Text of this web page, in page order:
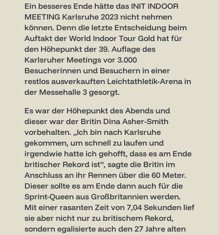
Ein besseres Ende hätte das INIT INDOOR
MEETING Karlsruhe 2023 nicht nehmen
können. Denn die letzte Entscheidung beim
Auftakt der World Indoor Tour Gold hat für
den Höhepunkt der 39. Auflage des
Karlsruher Meetings vor 3.000
Besucherinnen und Besuchern in einer
restlos ausverkauften Leichtathletik-Arena in
der Messehalle 3 gesorgt.
Es war der Höhepunkt des Abends und
dieser war der Britin Dina Asher-Smith
vorbehalten. „Ich bin nach Karlsruhe
gekommen, um schnell zu laufen und
irgendwie hatte ich gehofft, dass es am Ende
britischer Rekord ist“, sagte die Britin im
Anschluss an ihr Rennen über die 60 Meter.
Dieser sollte es am Ende dann auch für die
Sprint-Queen aus Großbritannien werden.
Mit einer rasanten Zeit von 7,04 Sekunden lief
sie aber nicht nur zu britischem Rekord,
sondern egalisierte auch den 27 Jahre alten